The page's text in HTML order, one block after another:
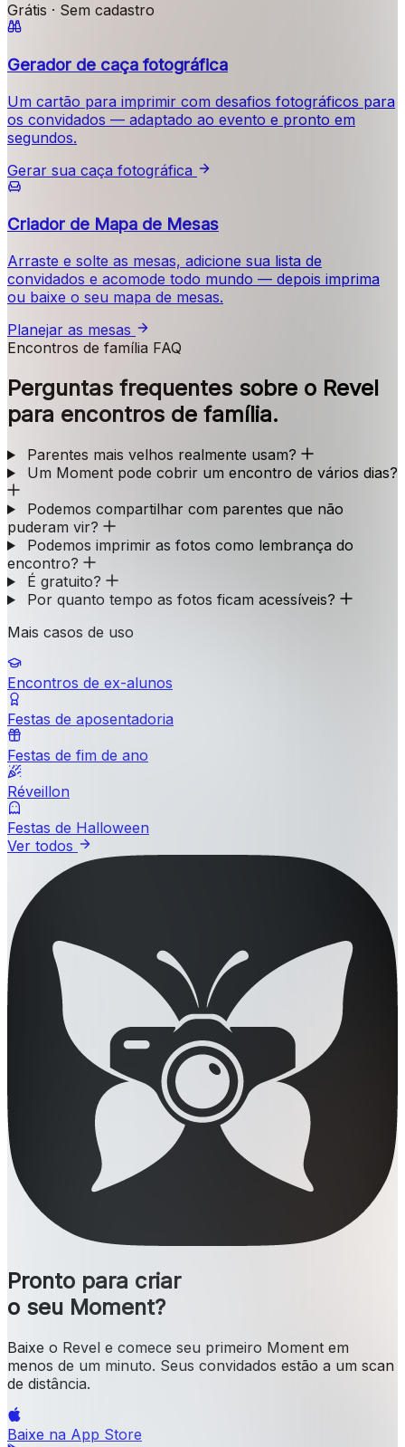
Grátis · Sem cadastro
Gerador de caça fotográfica
Um cartão para imprimir com desafios fotográficos para
os convidados — adaptado ao evento e pronto em
segundos.
Gerar sua caça fotográfica
Criador de Mapa de Mesas
Arraste e solte as mesas, adicione sua lista de
convidados e acomode todo mundo — depois imprima
ou baixe o seu mapa de mesas.
Planejar as mesas
Encontros de família FAQ
Perguntas frequentes sobre o Revel
para encontros de família.
Parentes mais velhos realmente usam?
Um Moment pode cobrir um encontro de vários dias?
Podemos compartilhar com parentes que não
puderam vir?
Podemos imprimir as fotos como lembrança do
encontro?
É gratuito?
Por quanto tempo as fotos ficam acessíveis?
Mais casos de uso
Encontros de ex-alunos
Festas de aposentadoria
Festas de fim de ano
Réveillon
Festas de Halloween
Ver todos
Pronto para criar
o seu Moment?
Baixe o Revel e comece seu primeiro Moment em
menos de um minuto. Seus convidados estão a um scan
de distância.
Baixe na App Store